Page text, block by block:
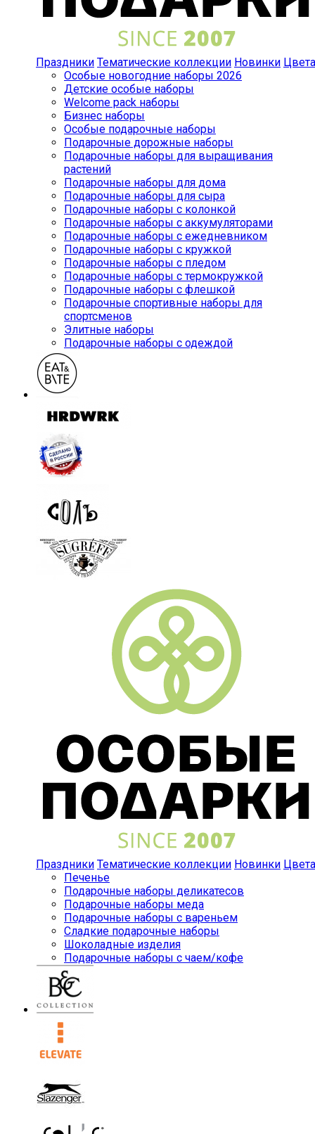
Праздники Тематические коллекции Новинки Цвета
Особые новогодние наборы 2026
Детские особые наборы
Welcome pack наборы
Бизнес наборы
Особые подарочные наборы
Подарочные дорожные наборы
Подарочные наборы для выращивания
растений
Подарочные наборы для дома
Подарочные наборы для сыра
Подарочные наборы с колонкой
Подарочные наборы с аккумуляторами
Подарочные наборы с ежедневником
Подарочные наборы с кружкой
Подарочные наборы с пледом
Подарочные наборы с термокружкой
Подарочные наборы с флешкой
Подарочные спортивные наборы для
спортсменов
Элитные наборы
Подарочные наборы с одеждой
Праздники Тематические коллекции Новинки Цвета
Печенье
Подарочные наборы деликатесов
Подарочные наборы меда
Подарочные наборы с вареньем
Сладкие подарочные наборы
Шоколадные изделия
Подарочные наборы с чаем/кофе